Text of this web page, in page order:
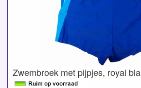
Zwembroek met pijpjes, royal